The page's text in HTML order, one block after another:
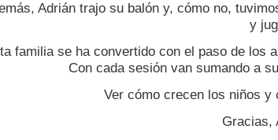
Adrián trajo su balón y, cómo no,
y
familia se ha convertido con el paso de los
Con cada sesión van sumando a
Ver cómo crecen los niños y
Gracias,